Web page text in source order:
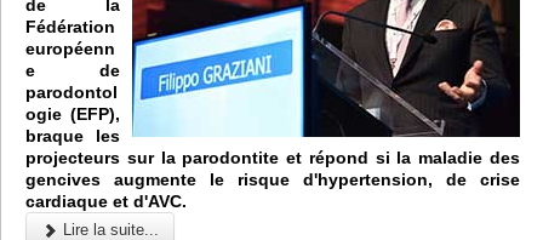
de la
Fédération
européenn
e de
parodontol
ogie (EFP),
braque les
projecteurs sur la parodontite et répond si la maladie des
gencives augmente le risque d'hypertension, de crise
cardiaque et d'AVC.
Lire la suite...